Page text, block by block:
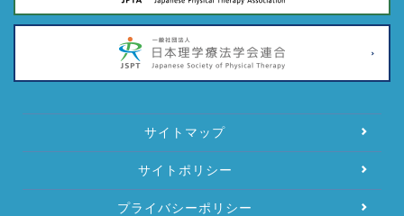
サイトマップ
サイトポリシー
プライバシーポリシー